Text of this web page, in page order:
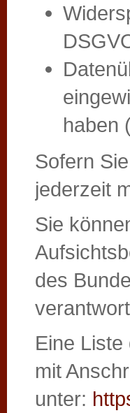
haben
Sofern
jederzeit
Sie
des
Eine
mit
unter: